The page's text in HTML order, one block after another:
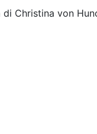
di Christina von